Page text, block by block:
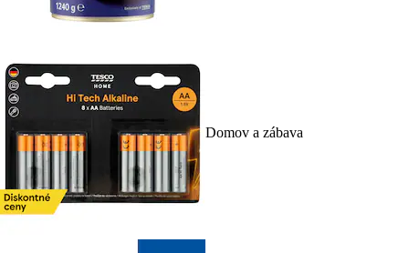
Domov a zábava